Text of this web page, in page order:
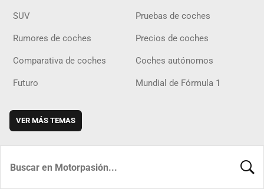
SUV Pruebas de coches
Rumores de coches Precios de coches
Comparativa de coches Coches autónomos
Futuro Mundial de Fórmula 1
VER MÁS TEMAS